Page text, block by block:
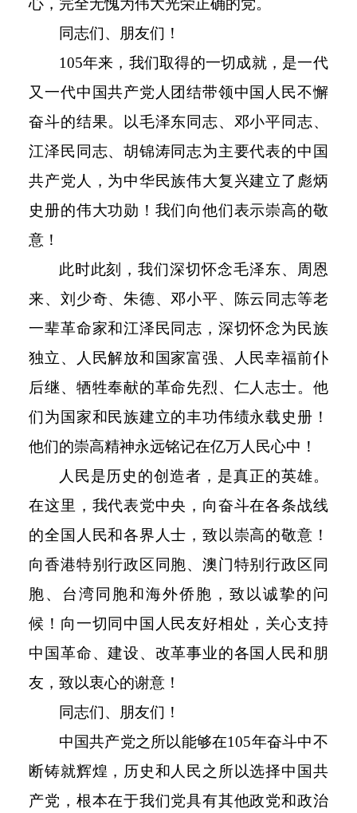
心，完全无愧为伟大光荣正确的党。
同志们、朋友们！
105年来，我们取得的一切成就，是一代
又一代中国共产党人团结带领中国人民不懈
奋斗的结果。以毛泽东同志、邓小平同志、
江泽民同志、胡锦涛同志为主要代表的中国
共产党人，为中华民族伟大复兴建立了彪炳
史册的伟大功勋！我们向他们表示崇高的敬
意！
此时此刻，我们深切怀念毛泽东、周恩
来、刘少奇、朱德、邓小平、陈云同志等老
一辈革命家和江泽民同志，深切怀念为民族
独立、人民解放和国家富强、人民幸福前仆
后继、牺牲奉献的革命先烈、仁人志士。他
们为国家和民族建立的丰功伟绩永载史册！
他们的崇高精神永远铭记在亿万人民心中！
人民是历史的创造者，是真正的英雄。
在这里，我代表党中央，向奋斗在各条战线
的全国人民和各界人士，致以崇高的敬意！
向香港特别行政区同胞、澳门特别行政区同
胞、台湾同胞和海外侨胞，致以诚挚的问
候！向一切同中国人民友好相处，关心支持
中国革命、建设、改革事业的各国人民和朋
友，致以衷心的谢意！
同志们、朋友们！
中国共产党之所以能够在105年奋斗中不
断铸就辉煌，历史和人民之所以选择中国共
产党，根本在于我们党具有其他政党和政治